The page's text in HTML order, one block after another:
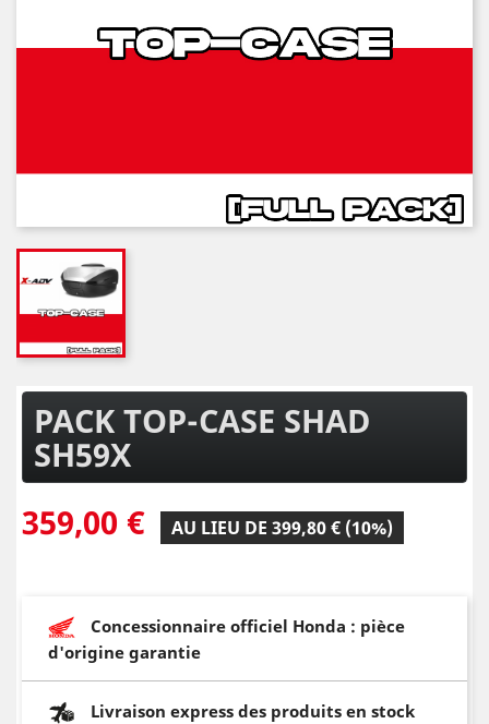
PACK TOP-CASE SHAD
SH59X
359,00 €
AU LIEU DE 399,80 € (10%)
Concessionnaire officiel Honda : pièce
d'origine garantie
Livraison express des produits en stock